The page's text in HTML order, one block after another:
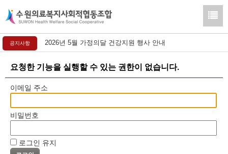
공지사항 2026년 5월 가정의달 건강지원 행사 안내
요청한 기능을 실행할 수 있는 권한이 없습니다.
이메일 주소
비밀번호
로그인 유지